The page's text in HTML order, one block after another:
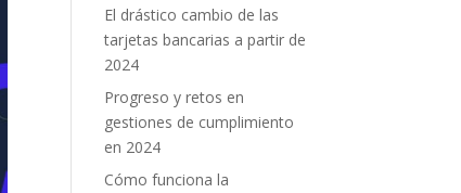
El drástico cambio de las
tarjetas bancarias a partir de
2024
Progreso y retos en
gestiones de cumplimiento
en 2024
Cómo funciona la